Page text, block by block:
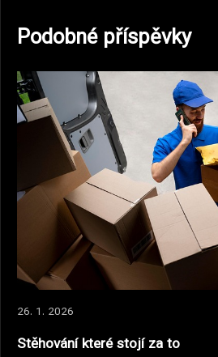
Podobné příspěvky
26. 1. 2026
Stěhování které stojí za to